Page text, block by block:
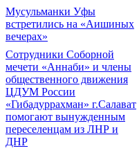
Мусульманки Уфы
встретились на «Аишиных
вечерах»
Сотрудники Соборной
мечети «Аннаби» и члены
общественного движения
ЦДУМ России
«Гибадуррахман» г.Салават
помогают вынужденным
переселенцам из ЛНР и
ДНР